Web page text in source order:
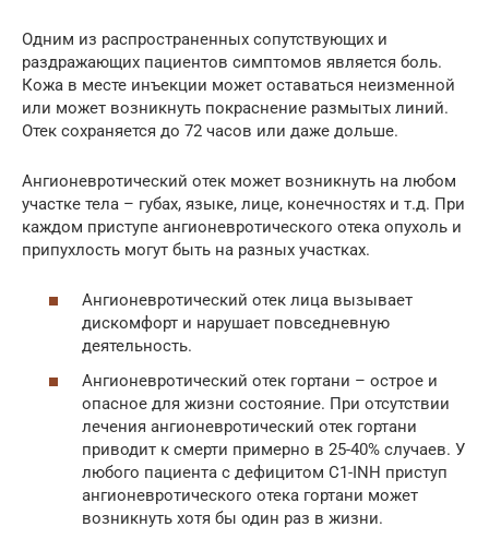
Одним из распространенных сопутствующих и
раздражающих пациентов симптомов является боль.
Кожа в месте инъекции может оставаться неизменной
или может возникнуть покраснение размытых линий.
Отек сохраняется до 72 часов или даже дольше.
Ангионевротический отек может возникнуть на любом
участке тела – губах, языке, лице, конечностях и т.д. При
каждом приступе ангионевротического отека опухоль и
припухлость могут быть на разных участках.
Ангионевротический отек лица вызывает
дискомфорт и нарушает повседневную
деятельность.
Ангионевротический отек гортани – острое и
опасное для жизни состояние. При отсутствии
лечения ангионевротический отек гортани
приводит к смерти примерно в 25-40% случаев. У
любого пациента с дефицитом C1-INH приступ
ангионевротического отека гортани может
возникнуть хотя бы один раз в жизни.